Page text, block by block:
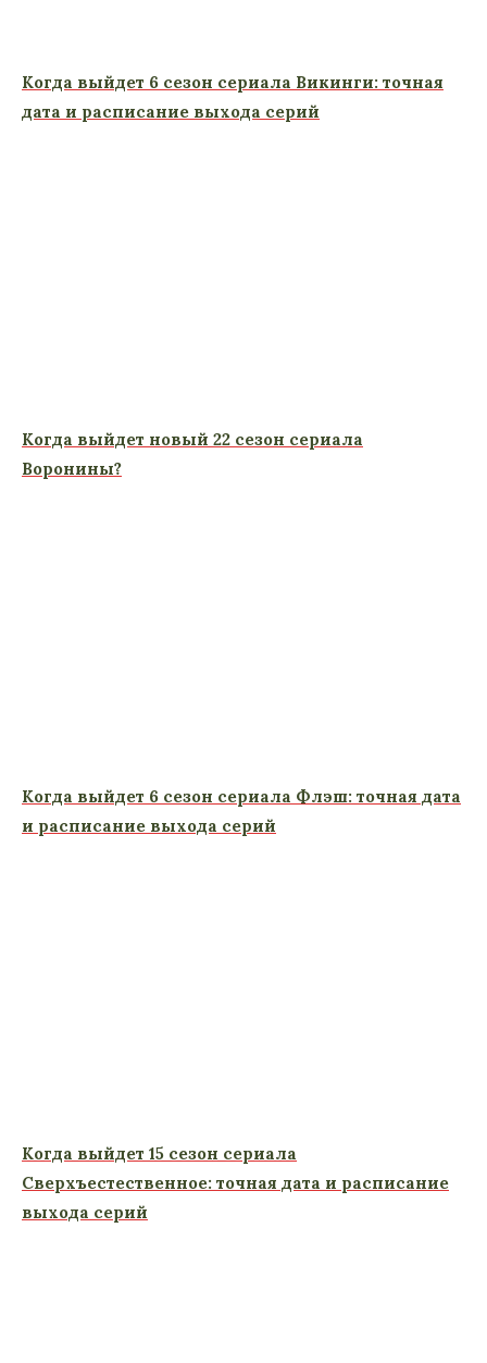
Когда выйдет 6 сезон сериала Викинги: точная
дата и расписание выхода серий
Когда выйдет новый 22 сезон сериала
Воронины?
Когда выйдет 6 сезон сериала Флэш: точная дата
и расписание выхода серий
Когда выйдет 15 сезон сериала
Сверхъестественное: точная дата и расписание
выхода серий